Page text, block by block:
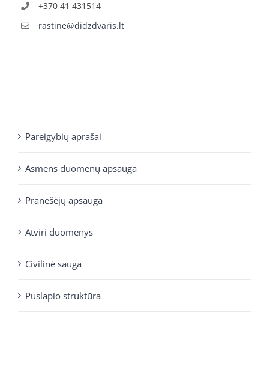
+370 41 431514
rastine@didzdvaris.lt
Pareigybių aprašai
Asmens duomenų apsauga
Pranešėjų apsauga
Atviri duomenys
Civilinė sauga
Puslapio struktūra